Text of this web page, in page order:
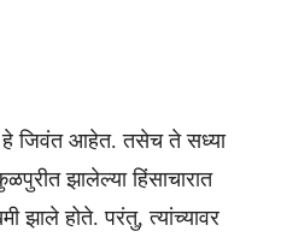
हे जिवंत आहेत. तसेच ते सध्या
झालेल्या हिंसाचारात
झाले होते. परंतु, त्यांच्यावर